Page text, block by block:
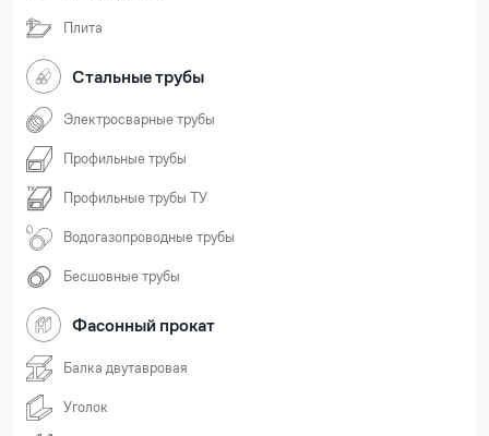
Плита
Стальные трубы
Электросварные трубы
Профильные трубы
Профильные трубы ТУ
Водогазопроводные трубы
Бесшовные трубы
Фасонный прокат
Балка двутавровая
Уголок